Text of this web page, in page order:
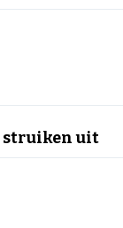
struiken uit